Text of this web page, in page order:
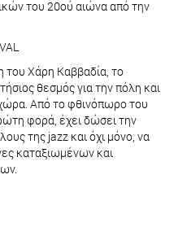
του 20ού αιώνα από την
του Χάρη Καββαδία, το
θεσμός για την πόλη και
Από το φθινόπωρο του
φορά, έχει δώσει την
της jazz και όχι μόνο, να
καταξιωμένων και